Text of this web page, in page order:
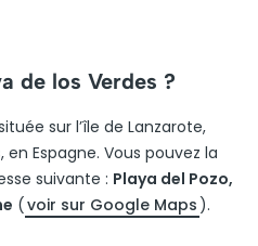
de los Verdes ?
sur l’île de Lanzarote,
en Espagne. Vous pouvez la
suivante : Playa del Pozo,
(voir sur Google Maps ).